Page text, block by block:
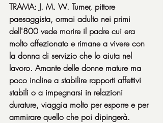
TRAMA: J. M. W. Turner, pittore
paesaggista, ormai adulto nei primi
dell'800 vede morire il padre cui era
molto affezionato e rimane a vivere con
la donna di servizio che lo aiuta nel
lavoro. Amante delle donne mature ma
poco incline a stabilire rapporti affettivi
stabili o a impegnarsi in relazioni
durature, viaggia molto per esporre e per
ammirare quello che poi dipingerà.